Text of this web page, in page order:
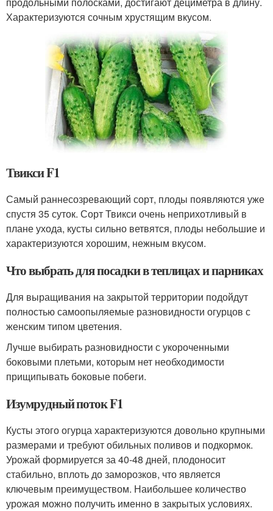
Характеризуются сочным хрустящим вкусом.
Твикси F1
Самый раннесозревающий сорт, плоды появляются уже
спустя 35 суток. Сорт Твикси очень неприхотливый в
плане ухода, кусты сильно ветвятся, плоды небольшие и
характеризуются хорошим, нежным вкусом.
Что выбрать для посадки в теплицах и парниках
Для выращивания на закрытой территории подойдут
полностью самоопыляемые разновидности огурцов с
женским типом цветения.
Лучше выбирать разновидности с укороченными
боковыми плетьми, которым нет необходимости
прищипывать боковые побеги.
Изумрудный поток F1
Кусты этого огурца характеризуются довольно крупными
размерами и требуют обильных поливов и подкормок.
Урожай формируется за 40-48 дней, плодоносит
стабильно, вплоть до заморозков, что является
ключевым преимуществом. Наибольшее количество
урожая можно получить именно в закрытых условиях.